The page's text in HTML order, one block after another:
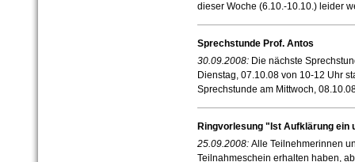
dieser Woche (6.10.-10.10.) leider
Sprechstunde Prof. Antos
30.09.2008: Die nächste
Dienstag, 07.10.08 von 10-12 Uhr
Sprechstunde am Mittwoch,
Ringvorlesung "Ist Aufklärung ein
25.09.2008: Alle Teilnehmerinnen
Teilnahmeschein erhalten haben,